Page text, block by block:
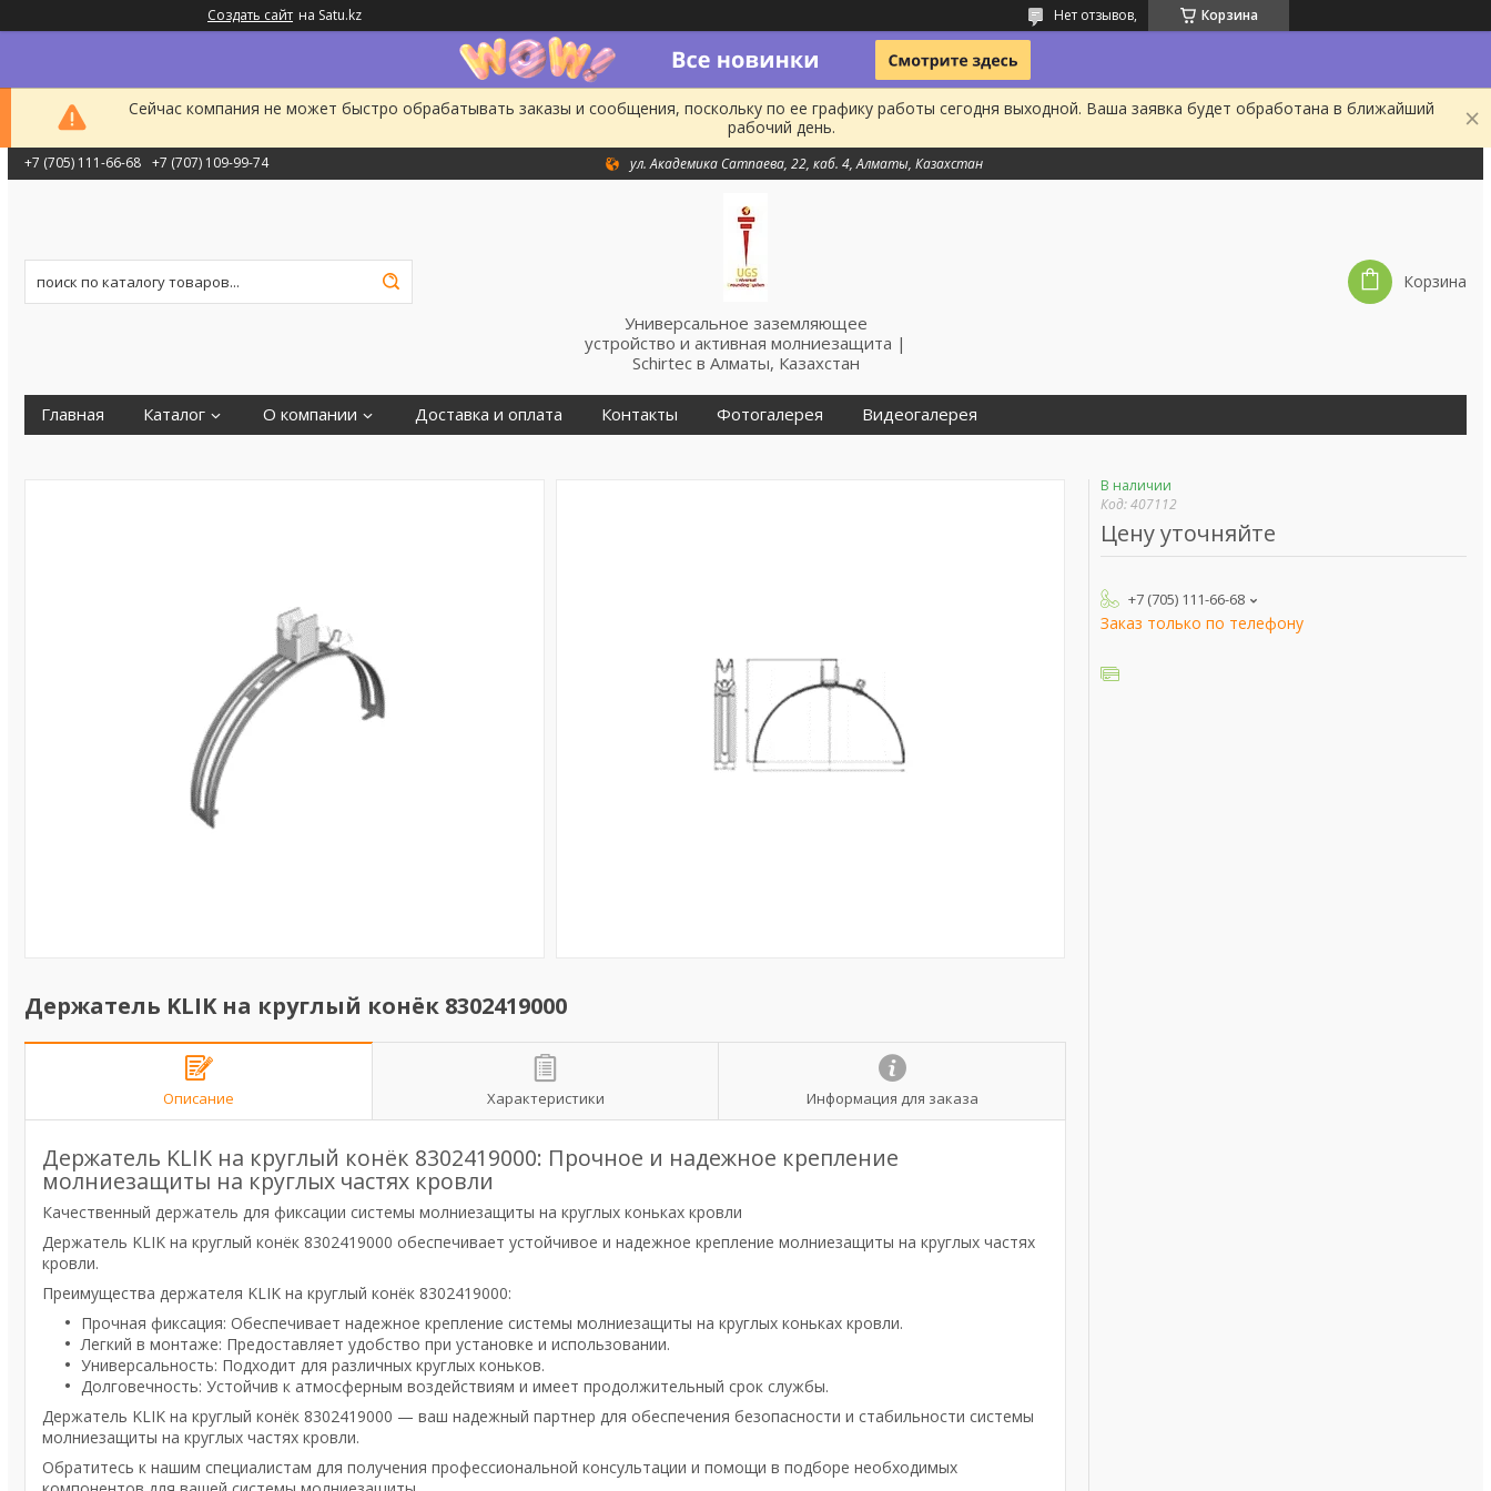
Создать сайт на Satu.kz Корзина
Нет отзывов,
Сейчас компания не может быстро обрабатывать заказы и сообщения, поскольку по ее графику работы сегодня выходной. Ваша заявка будет обработана в ближайший
рабочий день.
+7 (705) 111-66-68 +7 (707) 109-99-74 ул. Академика Сатпаева, 22, каб. 4, Алматы, Казахстан
Универсальное заземляющее
устройство и активная молниезащита |
Schirtec в Алматы, Казахстан
Корзина
Главная Каталог О компании Доставка и оплата Контакты Фотогалерея Видеогалерея
Держатель KLIK на круглый конёк 8302419000
Описание Характеристики Информация для заказа
Держатель KLIK на круглый конёк 8302419000: Прочное и надежное крепление
молниезащиты на круглых частях кровли
Качественный держатель для фиксации системы молниезащиты на круглых коньках кровли
Держатель KLIK на круглый конёк 8302419000 обеспечивает устойчивое и надежное крепление молниезащиты на круглых частях
кровли.
Преимущества держателя KLIK на круглый конёк 8302419000:
Прочная фиксация: Обеспечивает надежное крепление системы молниезащиты на круглых коньках кровли.
Легкий в монтаже: Предоставляет удобство при установке и использовании.
Универсальность: Подходит для различных круглых коньков.
Долговечность: Устойчив к атмосферным воздействиям и имеет продолжительный срок службы.
Держатель KLIK на круглый конёк 8302419000 — ваш надежный партнер для обеспечения безопасности и стабильности системы
молниезащиты на круглых частях кровли.
Обратитесь к нашим специалистам для получения профессиональной консультации и помощи в подборе необходимых
В наличии
Код:407112
Цену уточняйте
+7 (705) 111-66-68
Заказ только по телефону